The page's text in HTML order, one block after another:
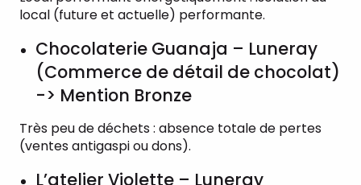
local (future et actuelle) performante.
Chocolaterie Guanaja – Luneray
(Commerce de détail de chocolat)
-> Mention Bronze
Très peu de déchets : absence totale de pertes
(ventes antigaspi ou dons).
L’atelier Violette – Luneray